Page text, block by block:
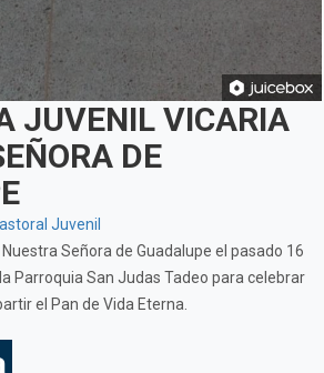
JUVENIL VICARIA
DE
Juvenil
Nuestra Señora de Guadalupe el pasado 16
Parroquia San Judas Tadeo para celebrar
el Pan de Vida Eterna.